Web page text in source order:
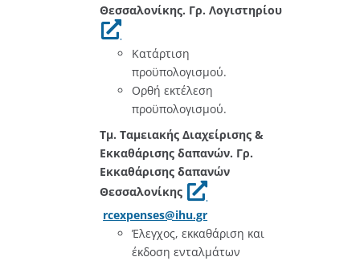
Θεσσαλονίκης. Γρ. Λογιστηρίου
Κατάρτιση
προϋπολογισμού.
Ορθή εκτέλεση
προϋπολογισμού.
Τμ. Ταμειακής Διαχείρισης &
Εκκαθάρισης δαπανών. Γρ.
Εκκαθάρισης δαπανών
Θεσσαλονίκης
rcexpenses@ihu.gr
Έλεγχος, εκκαθάριση και
έκδοση ενταλμάτων